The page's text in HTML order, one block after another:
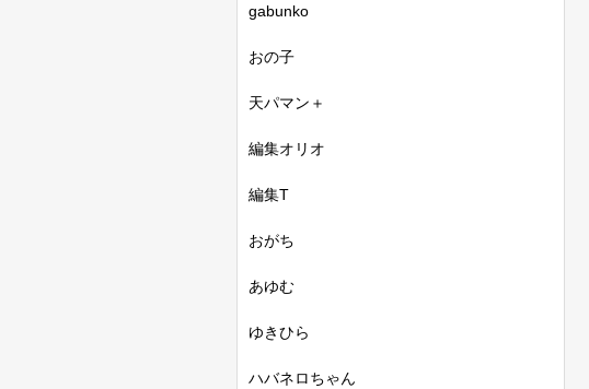
gabunko
おの子
天パマン＋
編集オリオ
編集T
おがち
あゆむ
ゆきひら
ハバネロちゃん